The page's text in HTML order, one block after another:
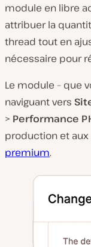
module en libre
attribuer la
thread tout en
nécessaire pour
Le module – que
naviguant vers
> Performance
production et
premium.